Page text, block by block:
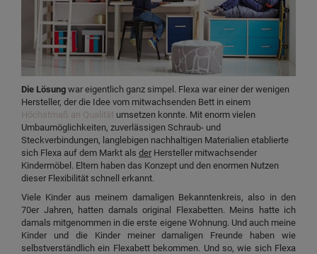
Die Lösung war eigentlich ganz simpel. Flexa war einer der wenigen
Hersteller, der die Idee vom mitwachsenden Bett in einem
Höchstmaß an Qualität umsetzen konnte. Mit enorm vielen
Umbaumöglichkeiten, zuverlässigen Schraub- und
Steckverbindungen, langlebigen nachhaltigen Materialien etablierte
sich Flexa auf dem Markt als der Hersteller mitwachsender
Kindermöbel. Eltern haben das Konzept und den enormen Nutzen
dieser Flexibilität schnell erkannt.
Viele Kinder aus meinem damaligen Bekanntenkreis, also in den
70er Jahren, hatten damals original Flexabetten. Meins hatte ich
damals mitgenommen in die erste eigene Wohnung. Und auch meine
Kinder und die Kinder meiner damaligen Freunde haben wie
selbstverständlich ein Flexabett bekommen. Und so, wie sich Flexa